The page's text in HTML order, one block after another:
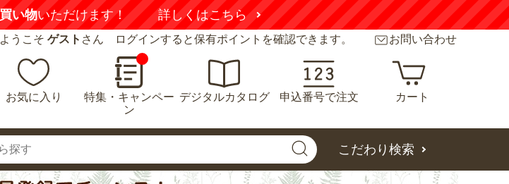
い物いただけます！ 詳しくはこちら
ようこそ ゲスト さん ログインすると保有ポイントを確認できます。 お問い合わせ
お気に入り
特集・キャンペー
ン
デジタルカタログ 申込番号で注文 カート
こだわり検索